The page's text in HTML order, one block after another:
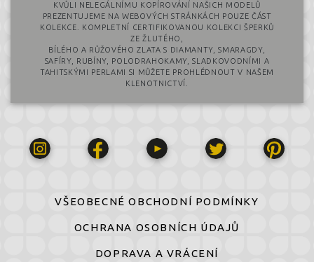
KVŮLI NELEGÁLNÍMU KOPÍROVÁNÍ NAŠICH MODELŮ
PREZENTUJEME NA WEBOVÝCH STRÁNKÁCH POUZE ČÁST
KOLEKCE. KOMPLETNÍ CERTIFIKOVANOU KOLEKCI ŠPERKŮ
ZE ŽLUTÉHO,
BÍLÉHO A RŮŽOVÉHO ZLATA S DIAMANTY, SMARAGDY,
SAFÍRY, RUBÍNY, POLODRAHOKAMY, SLADKOVODNÍMI A
TAHITSKÝMI PERLAMI SI MŮŽETE PROHLÉDNOUT V NAŠEM
KLENOTNICTVÍ.
VŠEOBECNÉ OBCHODNÍ PODMÍNKY
OCHRANA OSOBNÍCH ÚDAJŮ
DOPRAVA A VRÁCENÍ